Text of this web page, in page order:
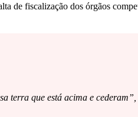
de fiscalização dos órgãos
terra que está acima e